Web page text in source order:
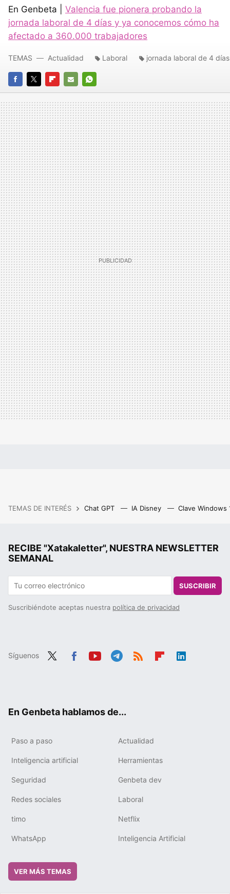
En Genbeta | Valencia fue pionera probando la
jornada laboral de 4 días y ya conocemos cómo ha
afectado a 360.000 trabajadores
FACEBOOK
TWITTERFLIPBOARD
E-
MAIL
WHATSAPP
TEMAS Actualidad Laboral jornada laboral de 4 días
TEMAS DE INTERÉS Chat GPT IA Disney Clave Windows
RECIBE "Xatakaletter", NUESTRA NEWSLETTER
SEMANAL
SUSCRIBIR
Suscribiéndote aceptas nuestra política de privacidad
Síguenos
En Genbeta hablamos de...
Paso a paso Actualidad
Inteligencia artificial Herramientas
Seguridad Genbeta dev
Redes sociales Laboral
timo Netflix
WhatsApp Inteligencia Artificial
VER MÁS TEMAS